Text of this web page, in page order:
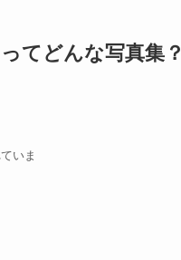
てどんな写真集？
いま